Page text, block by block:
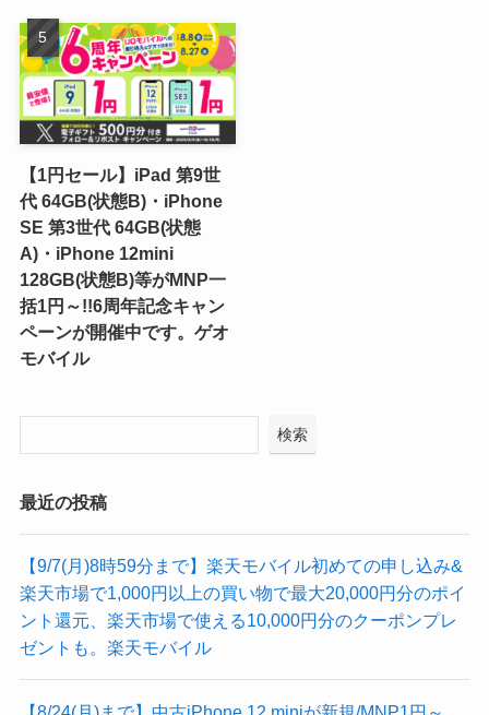
【1円セール】iPad 第9世
代 64GB(状態B)・iPhone
SE 第3世代 64GB(状態
A)・iPhone 12mini
128GB(状態B)等がMNP一
括1円～!!6周年記念キャン
ペーンが開催中です。ゲオ
モバイル
検索
最近の投稿
【9/7(月)8時59分まで】楽天モバイル初めての申し込み&
楽天市場で1,000円以上の買い物で最大20,000円分のポイ
ント還元、楽天市場で使える10,000円分のクーポンプレ
ゼントも。楽天モバイル